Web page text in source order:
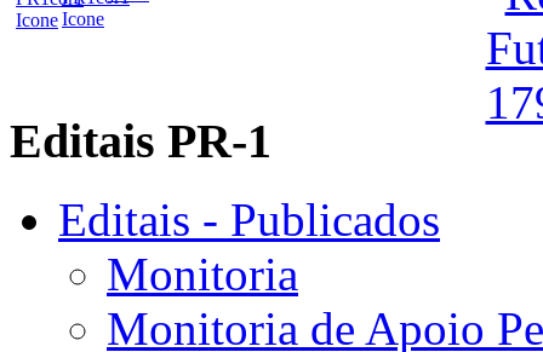
Editais PR-1
Editais - Publicados
Monitoria
Monitoria de Apoio